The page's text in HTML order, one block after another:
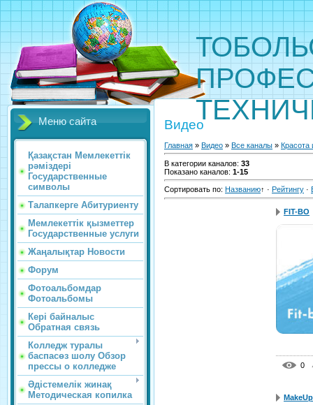
Меню сайта
Қазақстан Мемлекеттік
рәміздері
Государственные
символы
Талапкерге Абитуриенту
Мемлекеттік қызметтер
Государственные услуги
Жаңалықтар Новости
Форум
Фотоальбомдар
Фотоальбомы
Кері байналыс
Обратная связь
Колледж туралы
баспасөз шолу Обзор
прессы о колледже
Әдістемелік жинақ
Методическая копилка
Видео
Главная » Видео » Все каналы » Красота
В категории каналов: 33
Показано каналов: 1-15
Сортировать по: Названию↑ · Рейтингу ·
FIT-BO
0